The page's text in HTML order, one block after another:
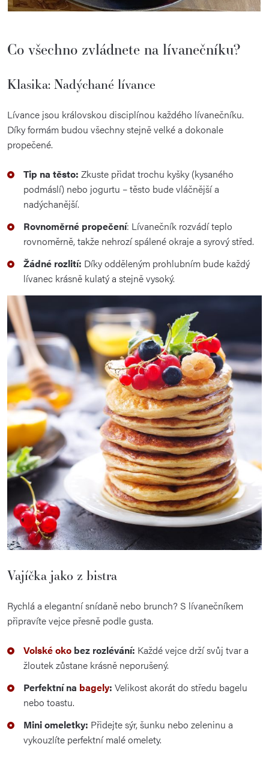
Co všechno zvládnete na lívanečníku?
Klasika: Nadýchané lívance
Lívance jsou královskou disciplínou každého lívanečníku.
Díky formám budou všechny stejně velké a dokonale
propečené.
Tip na těsto: Zkuste přidat trochu kyšky (kysaného
podmáslí) nebo jogurtu – těsto bude vláčnější a
nadýchanější.
Rovnoměrné propečení: Lívanečník rozvádí teplo
rovnoměrně, takže nehrozí spálené okraje a syrový střed.
Žádné rozlití: Díky odděleným prohlubním bude každý
lívanec krásně kulatý a stejně vysoký.
Vajíčka jako z bistra
Rychlá a elegantní snídaně nebo brunch? S lívanečníkem
připravíte vejce přesně podle gusta.
Volské oko bez rozlévání: Každé vejce drží svůj tvar a
žloutek zůstane krásně neporušený.
Perfektní na bagely: Velikost akorát do středu bagelu
nebo toastu.
Mini omeletky: Přidejte sýr, šunku nebo zeleninu a
vykouzlíte perfektní malé omelety.